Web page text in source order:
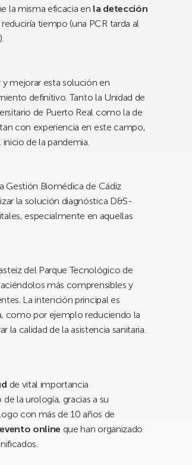
la misma eficacia en la detección
tiempo (una PCR tarda al
mejorar esta solución en
definitivo. Tanto la Unidad de
de Puerto Real como la de
con experiencia en este campo,
de la pandemia.
Gestión Biomédica de Cádiz
la solución diagnóstica D&S-
especialmente en aquellas
del Parque Tecnológico de
más comprensibles y
La intención principal es
como por ejemplo reduciendo la
la calidad de la asistencia sanitaria.
de vital importancia
la urología, gracias a su
con más de 10 años de
evento online que han organizado